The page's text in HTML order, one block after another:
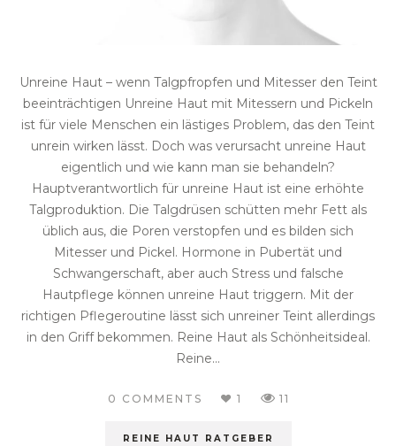
Unreine Haut – wenn Talgpfropfen und Mitesser den Teint
beeinträchtigen Unreine Haut mit Mitessern und Pickeln
ist für viele Menschen ein lästiges Problem, das den Teint
unrein wirken lässt. Doch was verursacht unreine Haut
eigentlich und wie kann man sie behandeln?
Hauptverantwortlich für unreine Haut ist eine erhöhte
Talgproduktion. Die Talgdrüsen schütten mehr Fett als
üblich aus, die Poren verstopfen und es bilden sich
Mitesser und Pickel. Hormone in Pubertät und
Schwangerschaft, aber auch Stress und falsche
Hautpflege können unreine Haut triggern. Mit der
richtigen Pflegeroutine lässt sich unreiner Teint allerdings
in den Griff bekommen. Reine Haut als Schönheitsideal.
Reine...
0 COMMENTS 1 11
REINE HAUT RATGEBER